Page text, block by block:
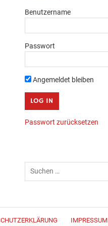
Benutzername
Passwort
Angemeldet bleiben
Passwort zurücksetzen
IMPRESSUM